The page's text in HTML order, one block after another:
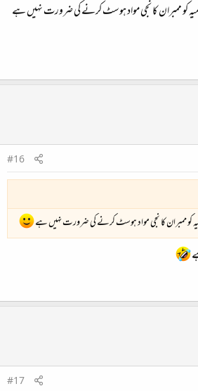
کو ممبران کا نجی مواد ہوسٹ کرنے کی ضرورت نہیں ہے
#16
کو ممبران کا نجی مواد ہوسٹ کرنے کی ضرورت نہیں ہے
#17